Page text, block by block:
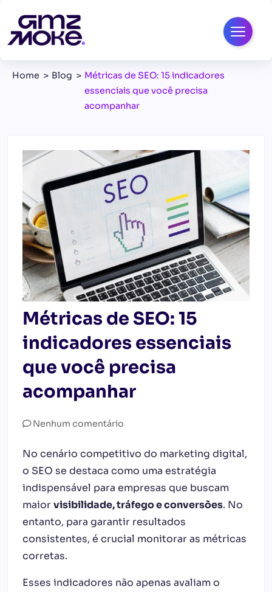
Home Blog
Métricas de SEO: 15 indicadores
essenciais que você precisa
acompanhar
Métricas de SEO: 15
indicadores essenciais
que você precisa
acompanhar
Nenhum comentário
No cenário competitivo do marketing digital,
o SEO se destaca como uma estratégia
indispensável para empresas que buscam
maiorvisibilidade, tráfego e conversões. No
entanto, para garantir resultados
consistentes, é crucial monitorar as métricas
corretas.
Esses indicadores não apenas avaliam o